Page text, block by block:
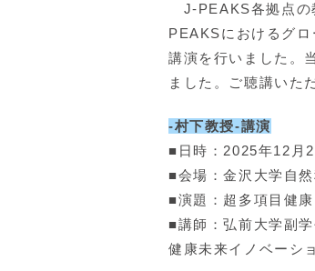
J-PEAKS各拠点の
PEAKSにおけるグ
講演を行いました。
ました。ご聴講いた
-村下教授-講演
■日時：2025年12月
■会場：金沢大学自
■演題：超多項目健
■講師：弘前大学副
健康未来イノベーシ